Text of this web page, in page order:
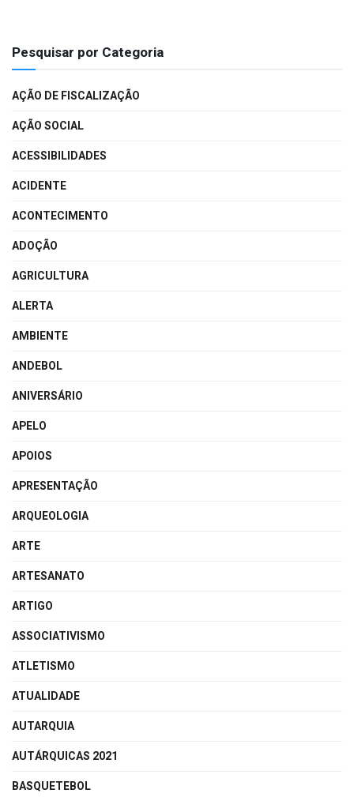
Pesquisar por Categoria
AÇÃO DE FISCALIZAÇÃO
AÇÃO SOCIAL
ACESSIBILIDADES
ACIDENTE
ACONTECIMENTO
ADOÇÃO
AGRICULTURA
ALERTA
AMBIENTE
ANDEBOL
ANIVERSÁRIO
APELO
APOIOS
APRESENTAÇÃO
ARQUEOLOGIA
ARTE
ARTESANATO
ARTIGO
ASSOCIATIVISMO
ATLETISMO
ATUALIDADE
AUTARQUIA
AUTÁRQUICAS 2021
BASQUETEBOL